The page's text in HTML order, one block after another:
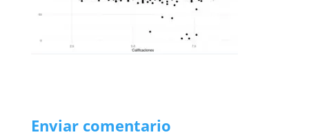
Enviar comentario